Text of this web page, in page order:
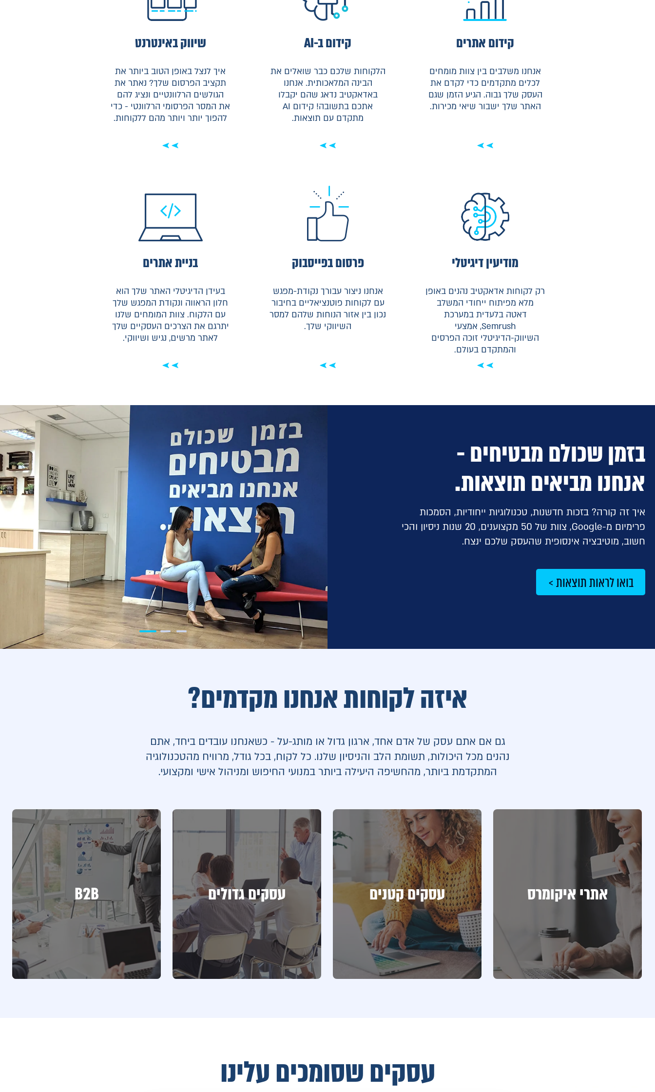
קידום אתרים
אנחנו משלבים בין צוות מומחים
לכלים מתקדמים כדי לקדם את
העסק שלך גבוה. הגיע הזמן שגם
האתר שלך ישבור שיאי מכירות.
קידום ב-AI
הלקוחות שלכם כבר שואלים את
הבינה המלאכותית. אנחנו
באדאקטיב נדאג שהם יקבלו
אתכם בתשובה! קידום AI
מתקדם עם תוצאות.
שיווק באינטרנט
איך לנצל באופן הטוב ביותר את
תקציב הפרסום שלך? נאתר את
הגולשים הרלוונטיים ונציג להם
את המסר הפרסומי הרלוונטי - כדי
להפוך יותר ויותר מהם ללקוחות.
מודיעין דיגיטלי
רק לקוחות אדאקטיב נהנים באופן
מלא מפיתוח ייחודי המשלב
דאטה בלעדית במערכת
Semrush, אמצעי
השיווק-הדיגיטלי זוכה הפרסים
והמתקדם בעולם.
פרסום בפייסבוק
אנחנו ניצור עבורך נקודת-מפגש
עם לקוחות פוטנציאליים בחיבור
נכון בין אזור הנוחות שלהם למסר
השיווקי שלך.
בניית אתרים
בעידן הדיגיטלי האתר שלך הוא
חלון הראווה ונקודת המפגש שלך
עם הלקוח. צוות המומחים שלנו
יתרגם את הצרכים העסקיים שלך
לאתר מרשים, נגיש ושיווקי.
בזמן שכולם מבטיחים -
אנחנו מביאים תוצאות.
איך זה קורה? בזכות חדשנות, טכנולוגיות ייחודיות, הסמכות
פרימיום מ-Google, צוות של 50 מקצוענים, 20 שנות ניסיון והכי
חשוב, מוטיבציה אינסופית שהעסק שלכם ינצח.
בואו לראות תוצאות >
איזה לקוחות אנחנו מקדמים?
גם אם אתם עסק של אדם אחד, ארגון גדול או מותג-על - כשאנחנו עובדים ביחד, אתם
נהנים מכל היכולות, תשומת הלב והניסיון שלנו. כל לקוח, בכל גודל, מרוויח מהטכנולוגיה
המתקדמת ביותר, מהחשיפה היעילה ביותר במנועי החיפוש ומניהול אישי ומקצועי.
אתרי איקומרס עסקים קטנים עסקים גדולים B2B
עסקים שסומכים עלינו